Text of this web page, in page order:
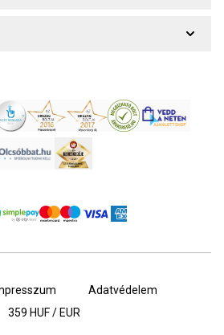
Adatvédelem
359 HUF / EUR